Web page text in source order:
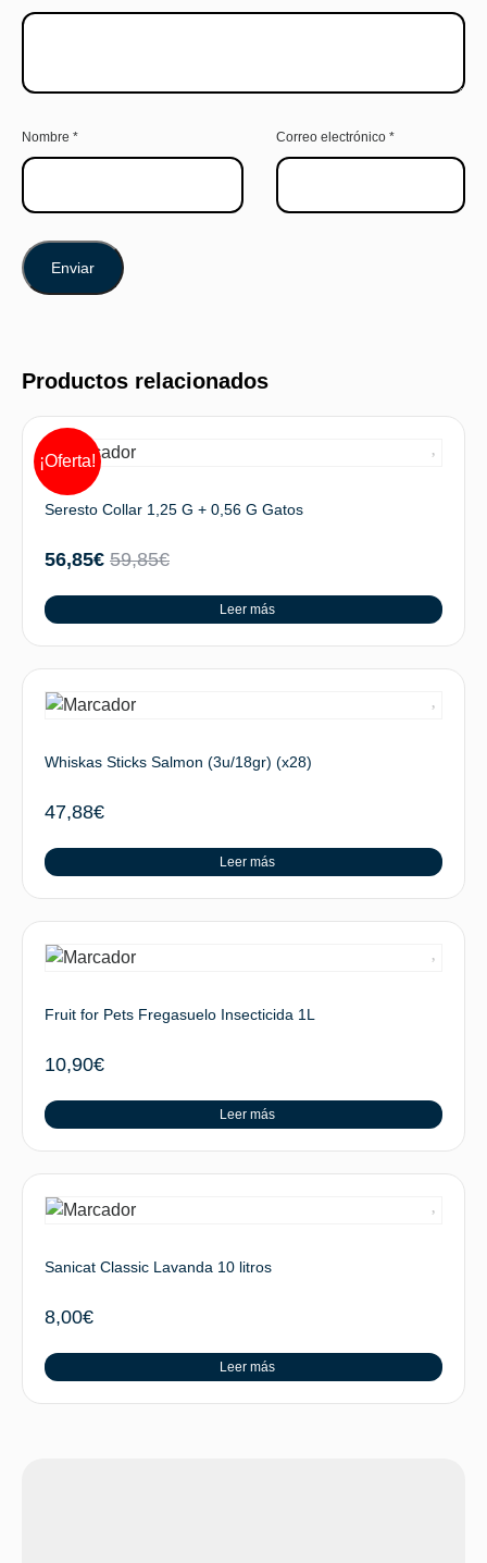
Nombre * Correo electrónico *
Productos relacionados
¡Oferta!
Seresto Collar 1,25 G + 0,56 G Gatos
59,85€
56,85€
Leer más
Whiskas Sticks Salmon (3u/18gr) (x28)
47,88€
Leer más
Fruit for Pets Fregasuelo Insecticida 1L
10,90€
Leer más
Sanicat Classic Lavanda 10 litros
8,00€
Leer más